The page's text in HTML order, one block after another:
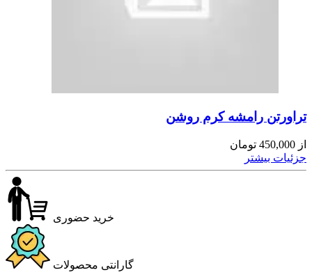
تراورتن رامشه کرم روشن
از 450,000 تومان
جزئیات بیشتر
خرید حضوری
گارانتی محصولات